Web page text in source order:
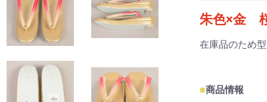
朱色×金
在庫品のため
■商品情報